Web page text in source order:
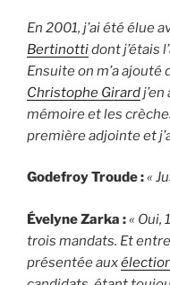
En 2001, j’ai été élue
Bertinottidont j’étais
Ensuite on m’a
Christophe Girard
mémoire et les
première adjointe et
Godefroy Troude :«
Évelyne Zarka :« Oui,
trois mandats. Et
présentée aux